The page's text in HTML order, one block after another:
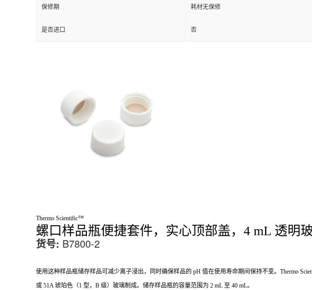
保修期 耗材无保修
是否进口 否
Thermo Scientific™
螺口样品瓶便捷套件，实心顶部盖，4 mL 透明
货号: B7800-2
使用这种样品瓶储存样品可减少离子浸出，同时确保样品的 pH 值在使用寿命期间保持不变。Thermo
或 51A 琥珀色（1 型，B 级）玻璃制成。储存样品瓶的容量范围为 2 mL 至 40 mL。